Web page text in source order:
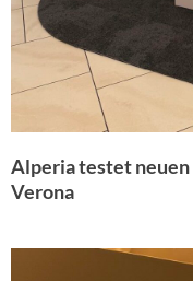
Alperia testet neuen
Verona